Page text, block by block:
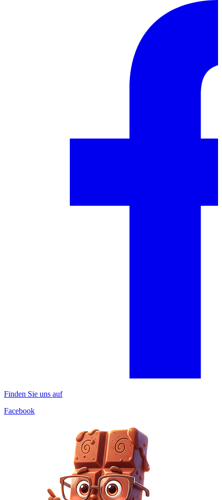
Finden Sie uns auf
Facebook